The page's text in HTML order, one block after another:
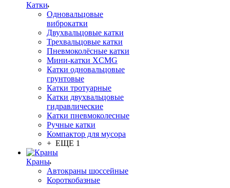
Катки
Одновальцовые
виброкатки
Двухвальцовые катки
Трехвальцовые катки
Пневмоколёсные катки
Мини-катки XCMG
Катки одновальцовые
грунтовые
Катки тротуарные
Катки двухвальцовые
гидравлические
Катки пневмоколесные
Ручные катки
Компактор для мусора
+ ЕЩЕ 1
Краны
Автокраны шоссейные
Короткобазные